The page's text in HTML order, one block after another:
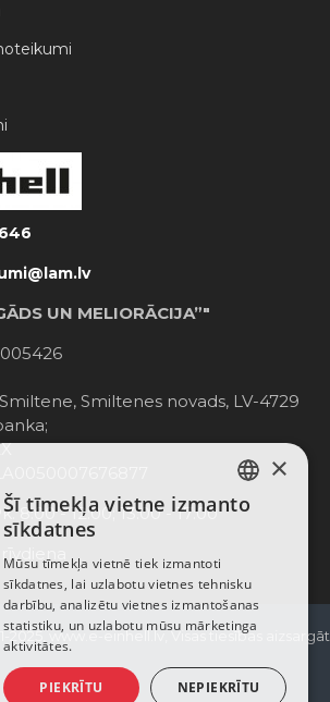
UN MELIORĀCIJA”"
Smiltenes novads, LV-4729
8:00 - 12:00; 13:00 - 17:00
2025, www.e-einhell.lv, Visas tiesības
LATVIAN
ENGLISH
×
Šī tīmekļa vietne izmanto
sīkdatnes
Mūsu tīmekļa vietnē tiek izmantoti
sīkdatnes, lai uzlabotu vietnes tehnisku
darbību, analizētu vietnes izmantošanas
statistiku, un uzlabotu mūsu mārketinga
aktivitātes.
PIEKRĪTU NEPIEKRĪTU